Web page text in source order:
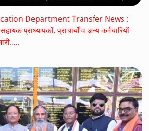
Department Transfer News :
प्राध्यापकों, प्राचार्यों व अन्य कर्मचारियों